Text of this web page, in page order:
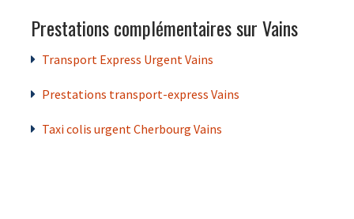
Prestations complémentaires sur Vains
Transport Express Urgent Vains
Prestations transport-express Vains
Taxi colis urgent Cherbourg Vains